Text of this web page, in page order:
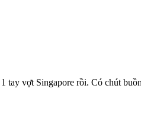
tay vợt Singapore rồi. Có chút